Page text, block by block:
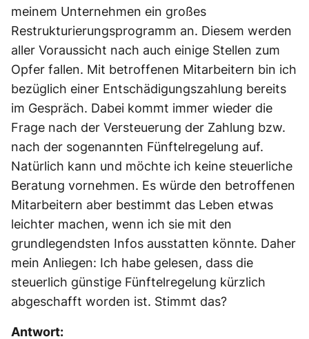
meinem Unternehmen ein großes
Restrukturierungsprogramm an. Diesem werden
aller Voraussicht nach auch einige Stellen zum
Opfer fallen. Mit betroffenen Mitarbeitern bin ich
bezüglich einer Entschädigungszahlung bereits
im Gespräch. Dabei kommt immer wieder die
Frage nach der Versteuerung der Zahlung bzw.
nach der sogenannten Fünftelregelung auf.
Natürlich kann und möchte ich keine steuerliche
Beratung vornehmen. Es würde den betroffenen
Mitarbeitern aber bestimmt das Leben etwas
leichter machen, wenn ich sie mit den
grundlegendsten Infos ausstatten könnte. Daher
mein Anliegen: Ich habe gelesen, dass die
steuerlich günstige Fünftelregelung kürzlich
abgeschafft worden ist. Stimmt das?
Antwort: